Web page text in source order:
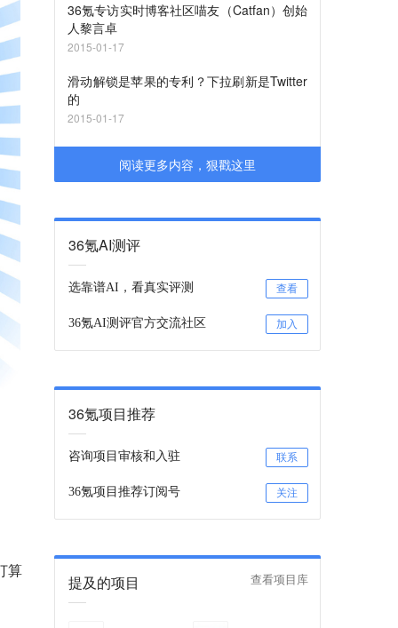
算
36氪专访实时博客社区喵友（Catfan）创始
人黎言卓
2015-01-17
滑动解锁是苹果的专利？下拉刷新是Twitter
的
2015-01-17
阅读更多内容，狠戳这里
36氪AI测评
选靠谱AI，看真实评测 查看
36氪AI测评官方交流社区 加入
36氪项目推荐
咨询项目审核和入驻 联系
36氪项目推荐订阅号 关注
提及的项目 查看项目库